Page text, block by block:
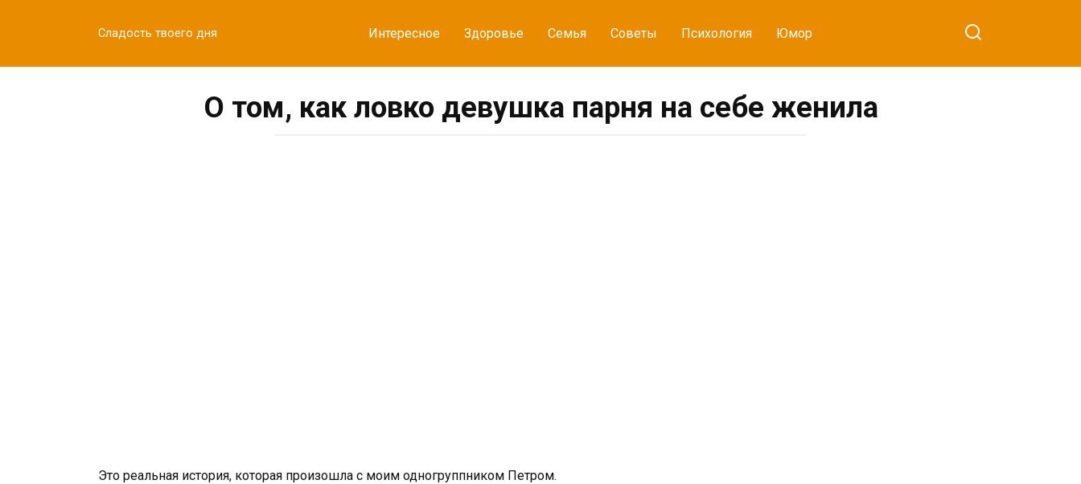
Сладость твоего дня Интересное Здоровье Семья Советы Психология Юмор
О том, как ловко девушка парня на себе женила
Это реальная история, которая произошла с моим одногруппником Петром.